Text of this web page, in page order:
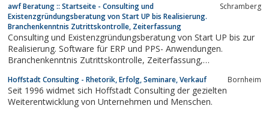
Veränderungsprozesse in Unternehmen und Organisationen
professionell und mit einer Prise Humor zu begleiten.
awf Beratung :: Startseite - Consulting und
Existenzgründungsberatung von Start UP bis Realisierung.
Branchenkenntnis Zutrittskontrolle, Zeiterfassung
Schramberg
Consulting und Existenzgründungsberatung von Start UP bis zur
Realisierung. Software für ERP und PPS- Anwendungen.
Branchenkenntnis Zutrittskontrolle, Zeiterfassung,
Hoffstadt Consulting - Rhetorik, Erfolg, Seminare, Verkauf Bornheim
Seit 1996 widmet sich Hoffstadt Consulting der gezielten
Weiterentwicklung von Unternehmen und Menschen.